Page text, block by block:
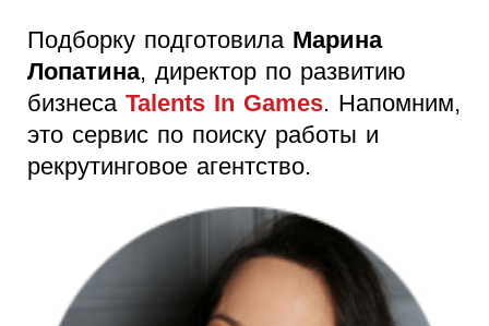
Подборку подготовила Марина
Лопатина, директор по развитию
бизнеса Talents In Games. Напомним,
это сервис по поиску работы и
рекрутинговое агентство.